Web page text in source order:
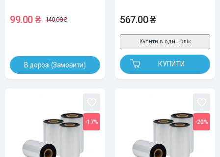
99.00 ₴ 140.00 ₴
В дорозі (Замовити)
567.00 ₴
КУПИТИ
Купити в один клік
-17% -20%